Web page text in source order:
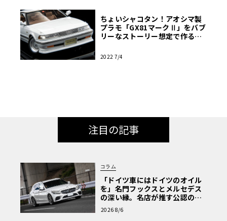
ちょいシャコタン！アオシマ製
プラモ「GX81マークⅡ」をバブ
リーなストーリー想定で作る！
2022 7/4
注目の記事
コラム
「ドイツ車にはドイツのオイル
を」名門フックスとメルセデス
の深い縁。名店が推す公認の安
心と、Cクラスで味わうシルキー
な走り〈PR〉
2026 8/6